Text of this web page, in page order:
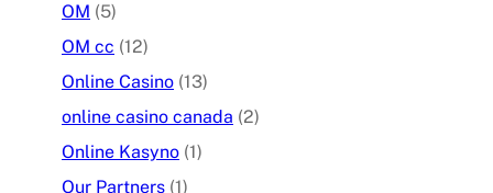
OM (5)
OM cc (12)
Online Casino (13)
online casino canada (2)
Online Kasyno (1)
Our Partners (1)